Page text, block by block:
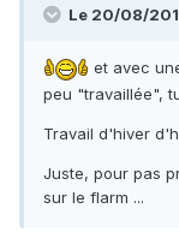
Le 20/08/
et avec
peu "travaillée",
Travail d'hiver
Juste, pour pas
sur le flarm ...